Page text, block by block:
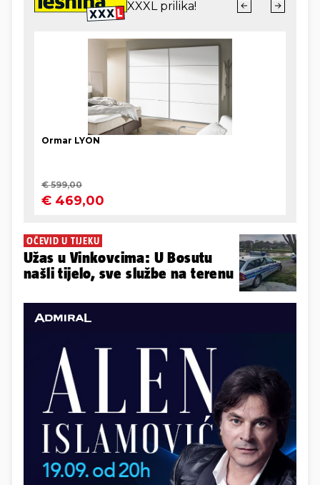
OČEVID U TIJEKU
Užas u Vinkovcima: U Bosutu
našli tijelo, sve službe na terenu